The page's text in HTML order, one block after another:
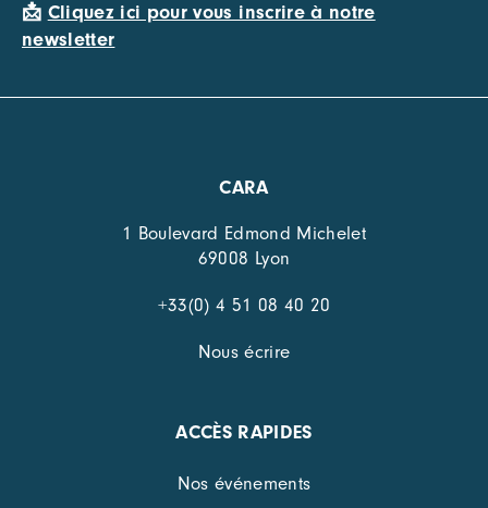
📩 Cliquez ici pour vous inscrire à notre
newsletter
CARA
1 Boulevard Edmond Michelet
69008 Lyon
+33(0) 4 51 08 40 20
Nous écrire
ACCÈS RAPIDES
Nos événements